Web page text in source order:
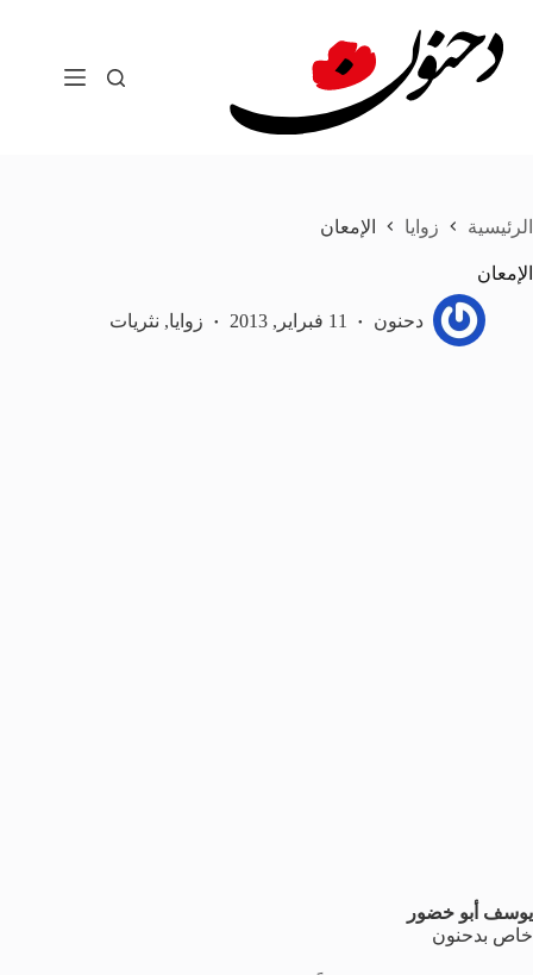
المحتوى
الرئيسية زوايا الإمعان
الإمعان
دحنون 11 فبراير, 2013 زوايا, نثريات
يوسف أبو خضور
خاص بدحنون